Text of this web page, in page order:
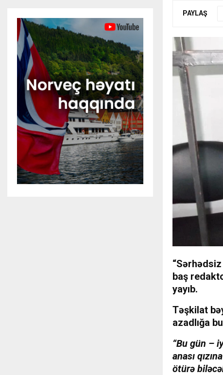
PAYLAŞ
baş
yayıb.
Təşkilat
azadlığa
“Bu gün –
anası
ötürə